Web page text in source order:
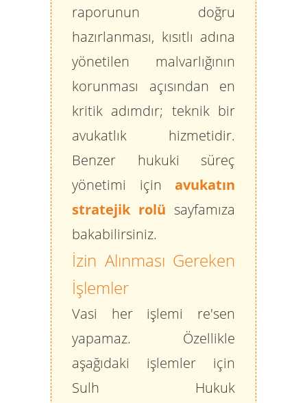
raporunun doğru
hazırlanması, kısıtlı adına
yönetilen malvarlığının
korunması açısından en
kritik adımdır; teknik bir
avukatlık hizmetidir.
Benzer hukuki süreç
yönetimi için avukatın
stratejik rolü sayfamıza
bakabilirsiniz.
İzin Alınması Gereken
İşlemler
Vasi her işlemi re'sen
yapamaz. Özellikle
aşağıdaki işlemler için
Sulh Hukuk